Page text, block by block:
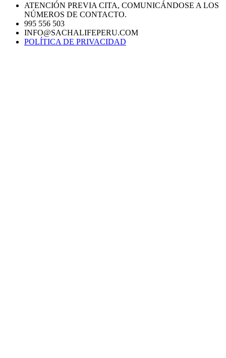
ATENCIÓN PREVIA CITA, COMUNICÁNDOSE A LOS
NÚMEROS DE CONTACTO.
995 556 503
INFO@SACHALIFEPERU.COM
POLÍTICA DE PRIVACIDAD